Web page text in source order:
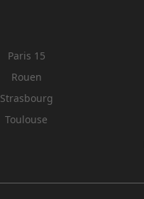
Paris 15
Rouen
Strasbourg
Toulouse